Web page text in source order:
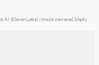
AI (ElevenLabs) i może zawierać błędy